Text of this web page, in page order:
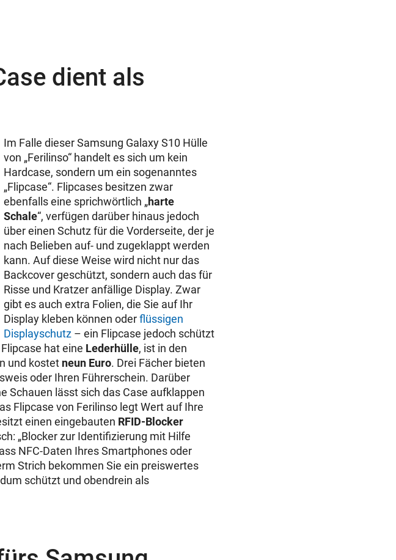
dient als
Im Falle dieser Samsung Galaxy S10 Hülle
von „Ferilinso“ handelt es sich um kein
Hardcase, sondern um ein sogenanntes
„Flipcase“. Flipcases besitzen zwar
ebenfalls eine sprichwörtlich „harte
Schale“, verfügen darüber hinaus jedoch
über einen Schutz für die Vorderseite, der je
nach Belieben auf- und zugeklappt werden
kann. Auf diese Weise wird nicht nur das
Backcover geschützt, sondern auch das für
Risse und Kratzer anfällige Display. Zwar
gibt es auch extra Folien, die Sie auf Ihr
Display kleben können oderflüssigen
Displayschutz – ein Flipcase jedoch schützt
hat eine Lederhülle, ist in den
und kostet neun Euro. Drei Fächer bieten
oder Ihren Führerschein. Darüber
Schauen lässt sich das Case aufklappen
Flipcase von Ferilinso legt Wert auf Ihre
einen eingebauten RFID-Blocker
„Blocker zur Identifizierung mit Hilfe
NFC-Daten Ihres Smartphones oder
Strich bekommen Sie ein preiswertes
schützt und obendrein als